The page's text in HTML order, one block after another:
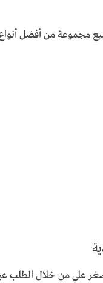
مجموعة من أفضل
علي من خلال الطلب